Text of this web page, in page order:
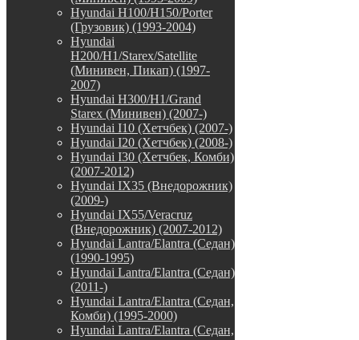
Hyundai H100/H150/Porter
(Грузовик) (1993-2004)
Hyundai
H200/H1/Starex/Satellite
(Минивен, Пикап) (1997-
2007)
Hyundai H300/H1/Grand
Starex (Минивен) (2007-)
Hyundai I10 (Хетчбек) (2007-)
Hyundai I20 (Хетчбек) (2008-)
Hyundai I30 (Хетчбек, Комби)
(2007-2012)
Hyundai IX35 (Внедорожник)
(2009-)
Hyundai IX55/Veracruz
(Внедорожник) (2007-2012)
Hyundai Lantra/Elantra (Седан)
(1990-1995)
Hyundai Lantra/Elantra (Седан)
(2011-)
Hyundai Lantra/Elantra (Седан,
Комби) (1995-2000)
Hyundai Lantra/Elantra (Седан,